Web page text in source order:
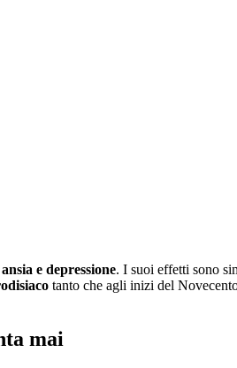
e depressione. I suoi effetti sono
tanto che agli inizi del
mai